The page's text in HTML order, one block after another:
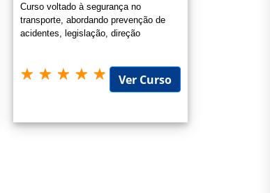
Curso voltado à segurança no
transporte, abordando prevenção de
acidentes, legislação, direção
Ver Curso